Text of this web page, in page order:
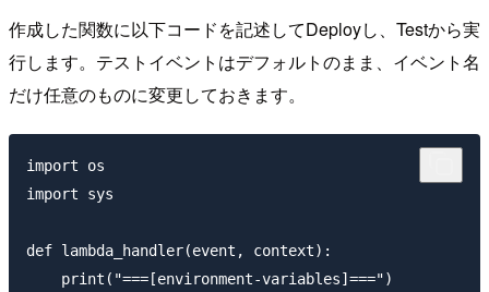
作成した関数に以下コードを記述してDeployし、Testから実
行します。テストイベントはデフォルトのまま、イベント名
だけ任意のものに変更しておきます。
import os
import sys
def lambda_handler(event, context):
    print("===[environment-variables]===")